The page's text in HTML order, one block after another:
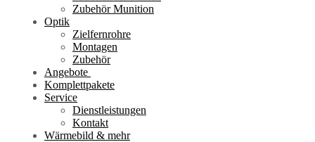
Zubehör Munition
Optik
Zielfernrohre
Montagen
Zubehör
Angebote
Komplettpakete
Service
Dienstleistungen
Kontakt
Wärmebild & mehr